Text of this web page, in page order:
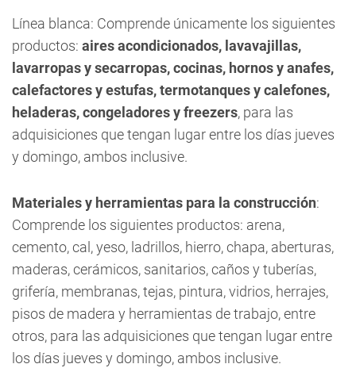
Línea blanca: Comprende únicamente los siguientes
productos: aires acondicionados, lavavajillas,
lavarropas y secarropas, cocinas, hornos y anafes,
calefactores y estufas, termotanques y calefones,
heladeras, congeladores y freezers, para las
adquisiciones que tengan lugar entre los días jueves
y domingo, ambos inclusive.
Materiales y herramientas para la construcción:
Comprende los siguientes productos: arena,
cemento, cal, yeso, ladrillos, hierro, chapa, aberturas,
maderas, cerámicos, sanitarios, caños y tuberías,
grifería, membranas, tejas, pintura, vidrios, herrajes,
pisos de madera y herramientas de trabajo, entre
otros, para las adquisiciones que tengan lugar entre
los días jueves y domingo, ambos inclusive.